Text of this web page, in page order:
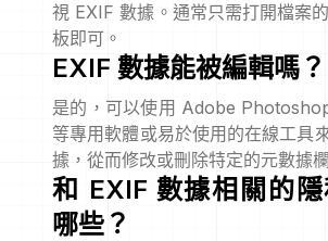
視 EXIF 數據。通常只需打開檔案
板即可。
EXIF 數據能被編輯嗎？
是的，可以使用 Adobe
等專用軟體或易於使用的在線工具
據，從而修改或刪除特定的元數據
和 EXIF 數據相關的
哪些？